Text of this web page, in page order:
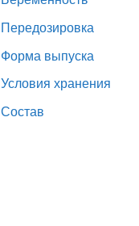
Передозировка
Форма выпуска
Условия хранения
Состав